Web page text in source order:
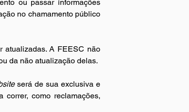
ou passar informações
no chamamento público
atualizadas. A FEESC não
da não atualização delas.
será de sua exclusiva e
como reclamações,